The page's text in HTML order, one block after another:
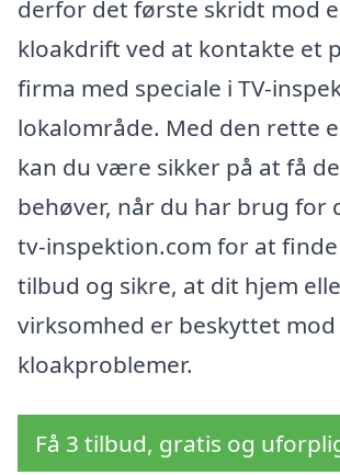
derfor det første skridt mod
kloakdrift ved at kontakte et
firma med speciale i TV-
lokalområde. Med den rette
kan du være sikker på at få
behøver, når du har brug for
tv-inspektion.com for at
tilbud og sikre, at dit hjem
virksomhed er beskyttet
kloakproblemer.
Få 3 tilbud, gratis og